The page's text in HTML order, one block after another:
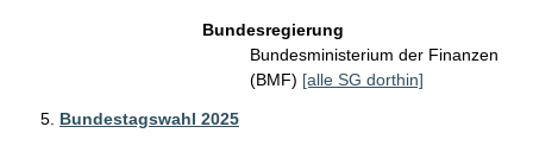
Bundesregierung
Bundesministerium der Finanzen
(BMF) [alle SG dorthin]
Bundestagswahl 2025